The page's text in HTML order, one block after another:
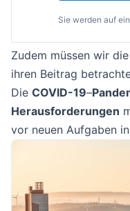
Sie werden auf
Zudem müssen wir
ihren Beitrag
Die COVID-19–
Herausforderungen
vor neuen Aufgaben